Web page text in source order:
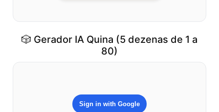
🎲 Gerador IA Quina (5 dezenas de 1 a
80)
Sign in with Google